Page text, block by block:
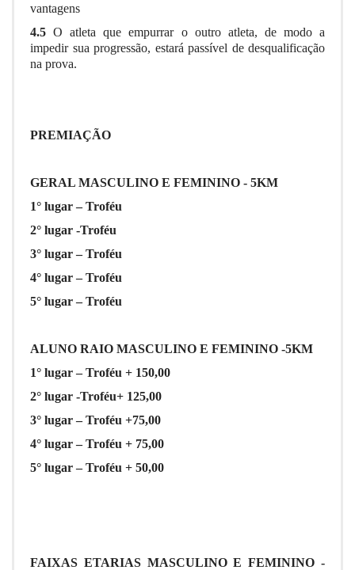
vantagens
4.5O atleta que empurrar o outro atleta, de modo a
impedir sua progressão, estará passível de desqualificação
na prova.
PREMIAÇÃO
GERAL MASCULINO E FEMININO - 5KM
1° lugar – Troféu
2° lugar -Troféu
3° lugar – Troféu
4° lugar – Troféu
5° lugar – Troféu
ALUNO RAIO MASCULINO E FEMININO -5KM
1° lugar – Troféu + 150,00
2° lugar -Troféu+ 125,00
3° lugar – Troféu +75,00
4° lugar – Troféu + 75,00
5° lugar – Troféu + 50,00
FAIXAS ETARIAS MASCULINO E FEMININO -